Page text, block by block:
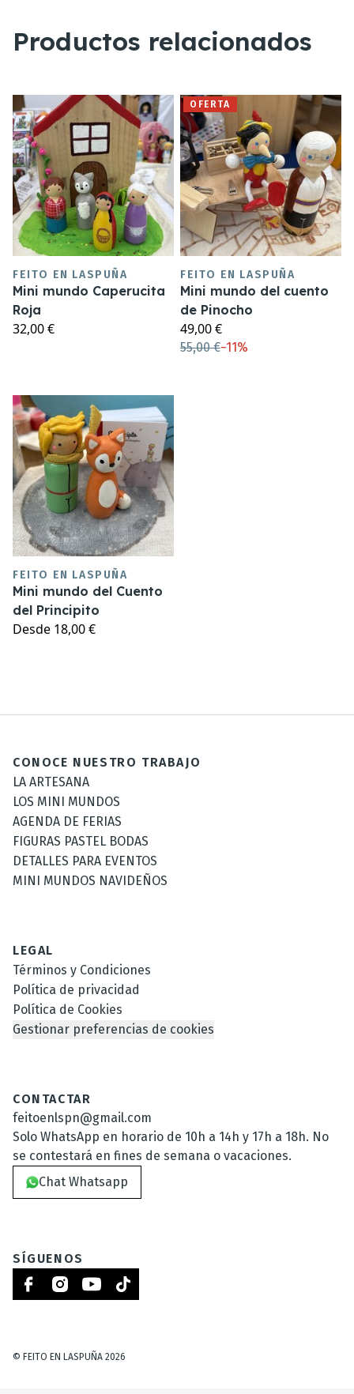
Productos relacionados
FEITO EN LASPUÑA
Mini mundo Caperucita
Roja
32,00 €
OFERTA
FEITO EN LASPUÑA
Mini mundo del cuento
de Pinocho
49,00 €
55,00 €−11%
FEITO EN LASPUÑA
Mini mundo del Cuento
del Principito
Desde 18,00 €
CONOCE NUESTRO TRABAJO
LA ARTESANA
LOS MINI MUNDOS
AGENDA DE FERIAS
FIGURAS PASTEL BODAS
DETALLES PARA EVENTOS
MINI MUNDOS NAVIDEÑOS
LEGAL
Términos y Condiciones
Política de privacidad
Política de Cookies
Gestionar preferencias de cookies
CONTACTAR
feitoenlspn@gmail.com
Solo WhatsApp en horario de 10h a 14h y 17h a 18h. No
se contestará en fines de semana o vacaciones.
Chat Whatsapp
SÍGUENOS
© FEITO EN LASPUÑA 2026